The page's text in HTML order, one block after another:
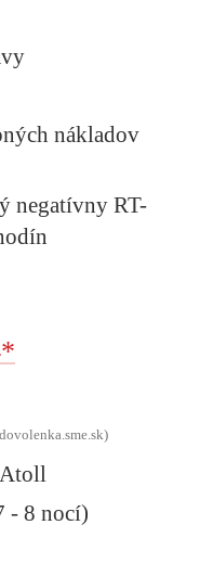
nákladov
negatívny RT-
- 8 nocí)